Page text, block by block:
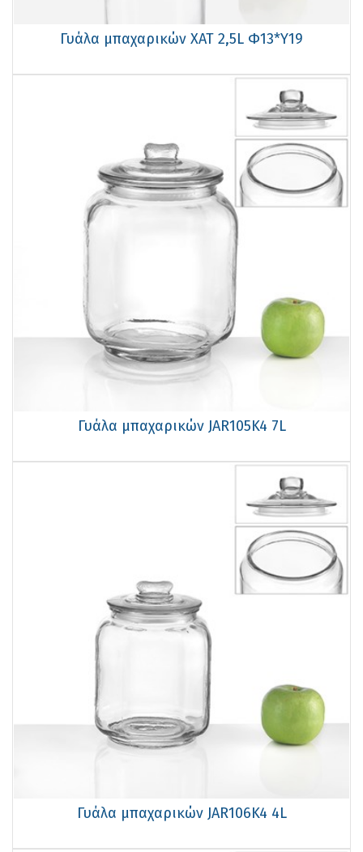
Γυάλα μπαχαρικών ΧΑΤ 2,5L Φ13*Υ19
Γυάλα μπαχαρικών JAR105K4 7L
Γυάλα μπαχαρικών JAR106K4 4L